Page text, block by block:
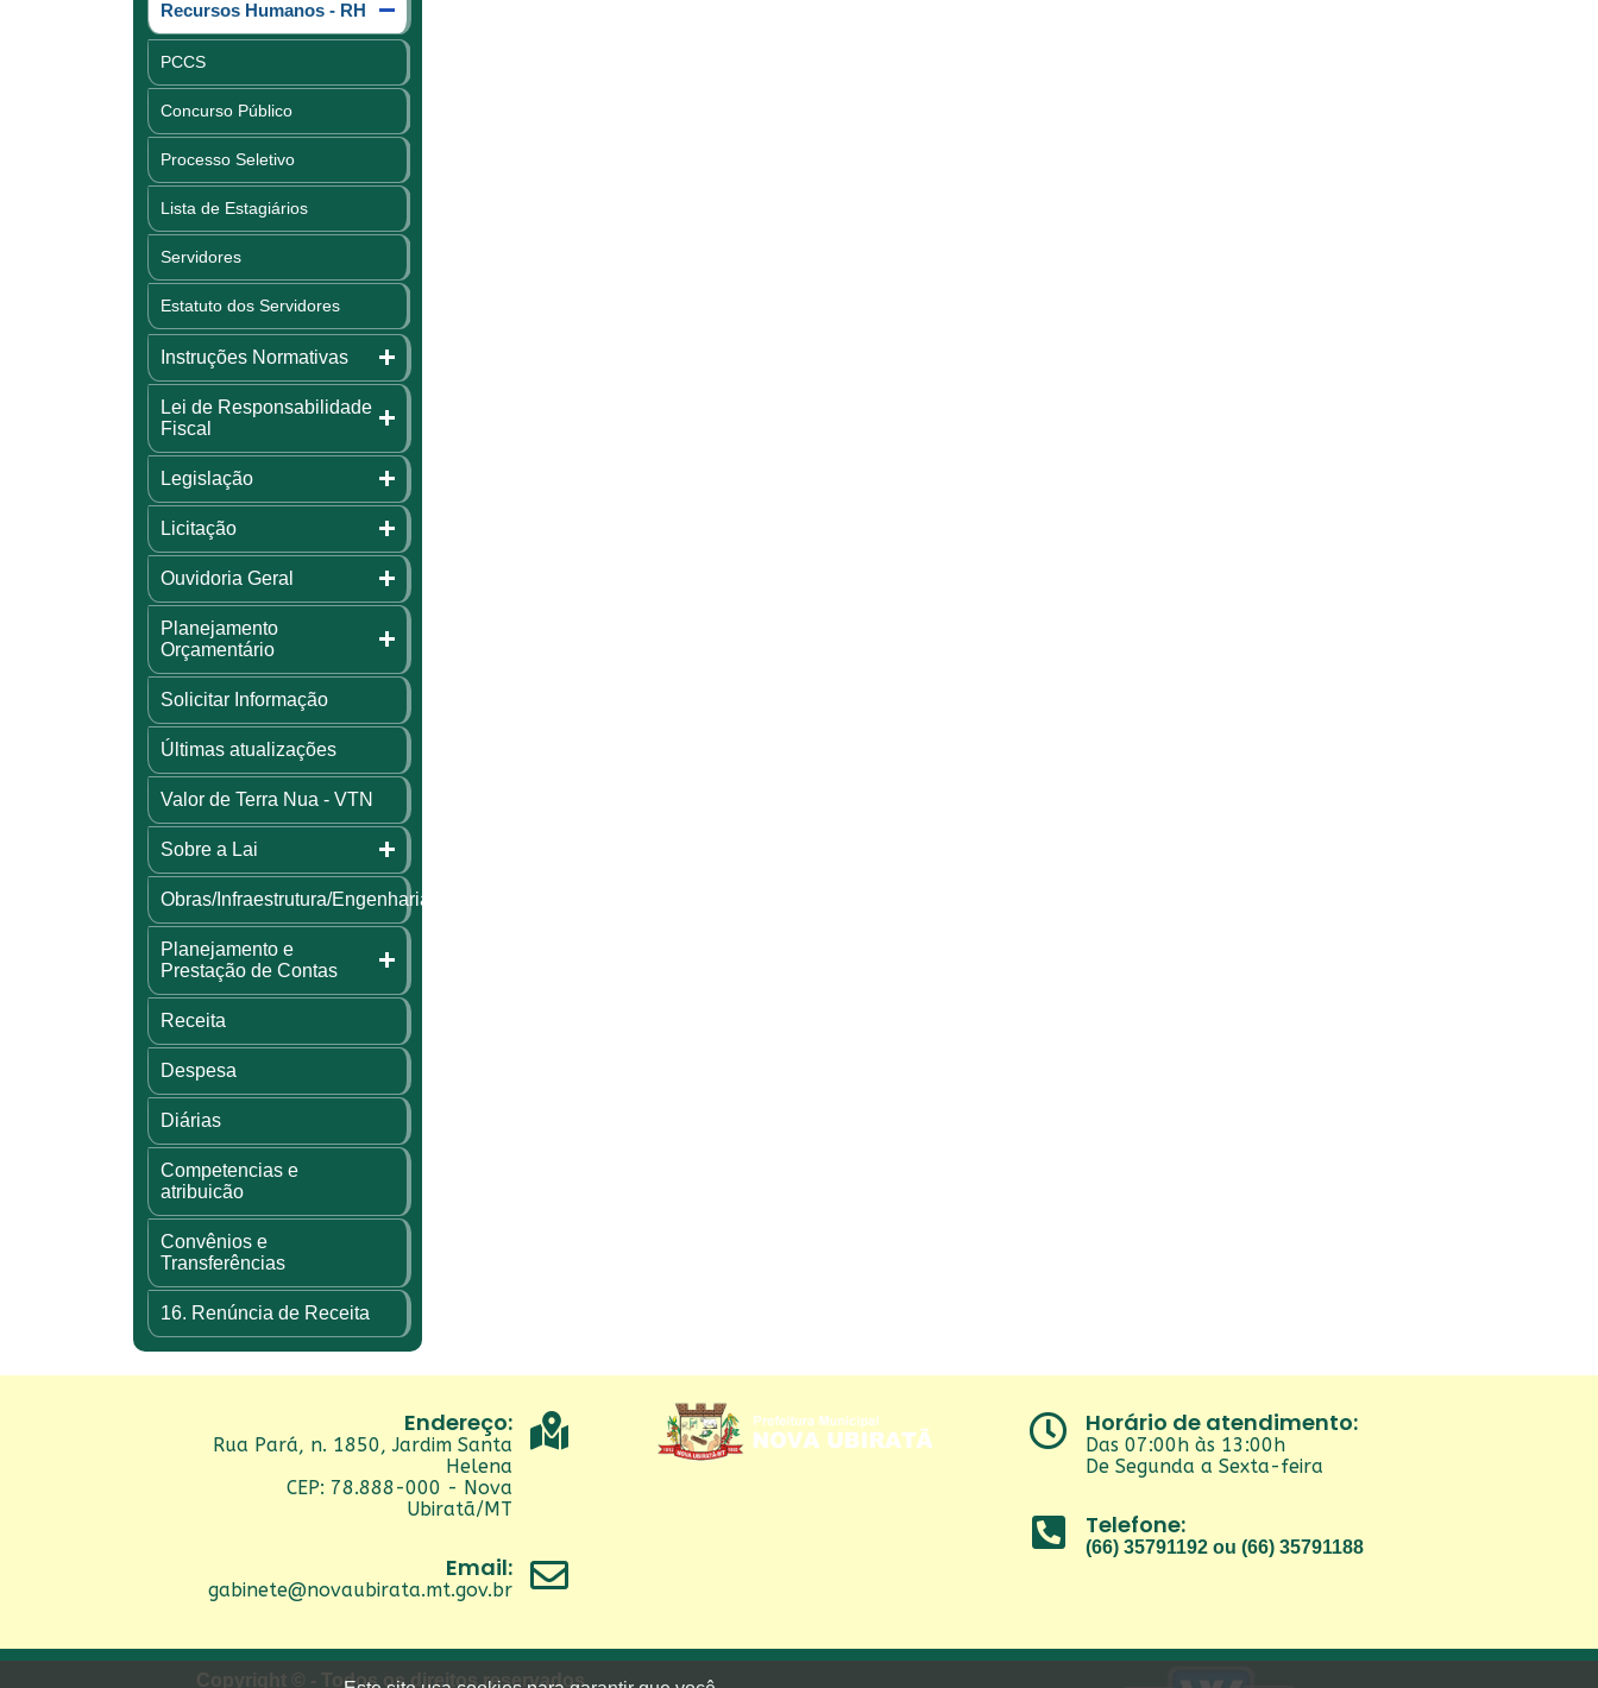
Recursos Humanos - RH
PCCS
Concurso Público
Processo Seletivo
Lista de Estagiários
Servidores
Estatuto dos Servidores
Instruções Normativas
Lei de Responsabilidade
Fiscal
Legislação
Licitação
Ouvidoria Geral
Planejamento
Orçamentário
Solicitar Informação
Últimas atualizações
Valor de Terra Nua - VTN
Sobre a Lai
Obras/Infraestrutura/Engenharia
Planejamento e
Prestação de Contas
Receita
Despesa
Diárias
Competencias e
atribuicão
Convênios e
Transferências
16. Renúncia de Receita
Endereço:
Rua Pará, n. 1850, Jardim Santa
Helena
CEP: 78.888-000 - Nova
Ubiratã/MT
Email:
gabinete@novaubirata.mt.gov.br
Horário de atendimento:
Das 07:00h às 13:00h
De Segunda a Sexta-feira
Telefone:
(66) 35791192 ou (66) 35791188
Copyright © - Todos os direitos reservados